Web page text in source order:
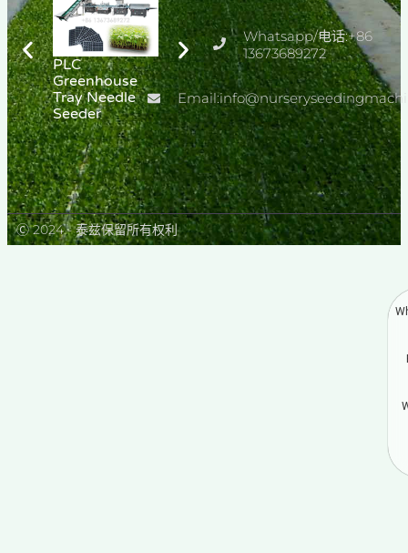
PLC
Greenhouse
Tray Needle
Seeder
蔬菜育苗育苗机
温室播种蔬菜育
苗播种机
Whatsapp/电话:+86
13673689272
Ⓒ 2024 - 泰兹保留所有权利